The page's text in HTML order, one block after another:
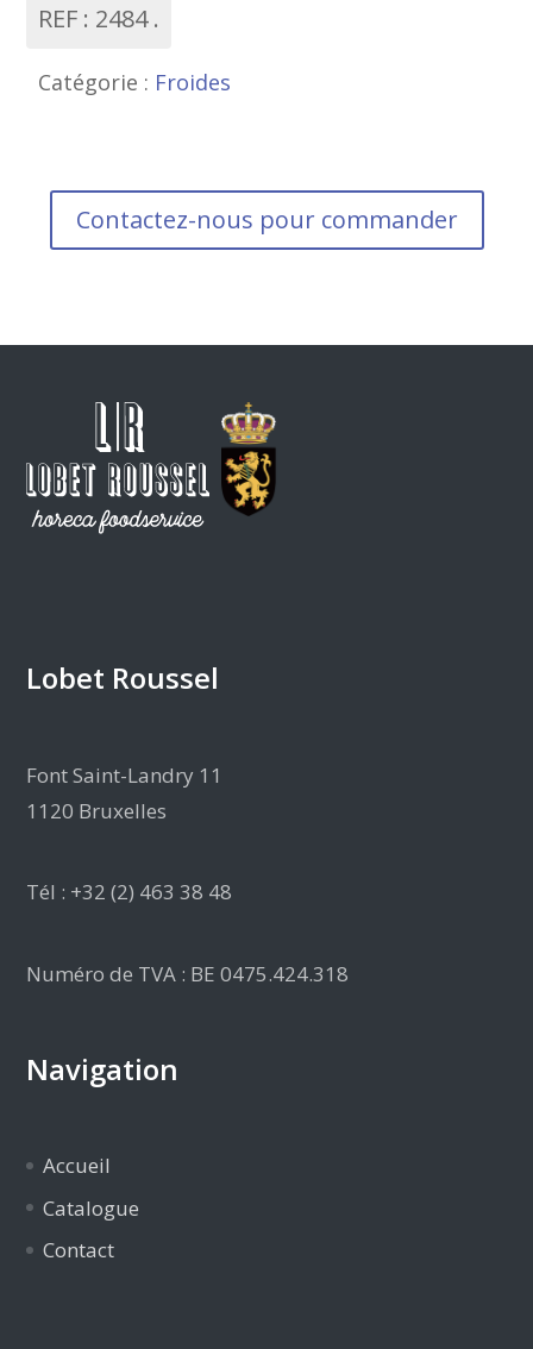
REF : 2484
Catégorie : Froides
Contactez-nous pour commander
Lobet Roussel
Font Saint-Landry 11
1120 Bruxelles
Tél : +32 (2) 463 38 48
Numéro de TVA : BE 0475.424.318
Navigation
Accueil
Catalogue
Contact